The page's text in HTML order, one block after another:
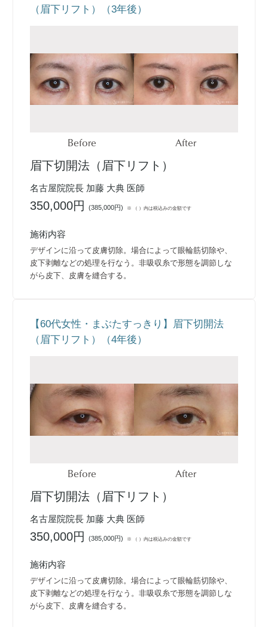
（眉下リフト）（3年後）
Before After
眉下切開法（眉下リフト）
名古屋院院長 加藤 大典 医師
350,000円(385,000円) ※ （ ）内は税込みの金額です
施術内容
デザインに沿って皮膚切除。場合によって眼輪筋切除や、
皮下剥離などの処理を行なう。非吸収糸で形態を調節しな
がら皮下、皮膚を縫合する。
【60代女性・まぶたすっきり】眉下切開法
（眉下リフト）（4年後）
Before After
眉下切開法（眉下リフト）
名古屋院院長 加藤 大典 医師
350,000円(385,000円) ※ （ ）内は税込みの金額です
施術内容
デザインに沿って皮膚切除。場合によって眼輪筋切除や、
皮下剥離などの処理を行なう。非吸収糸で形態を調節しな
がら皮下、皮膚を縫合する。